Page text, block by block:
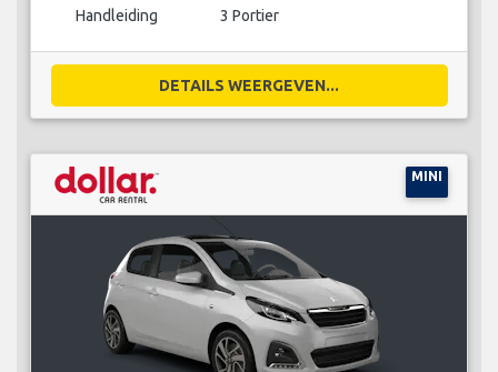
Handleiding 3 Portier
DETAILS WEERGEVEN...
MINI